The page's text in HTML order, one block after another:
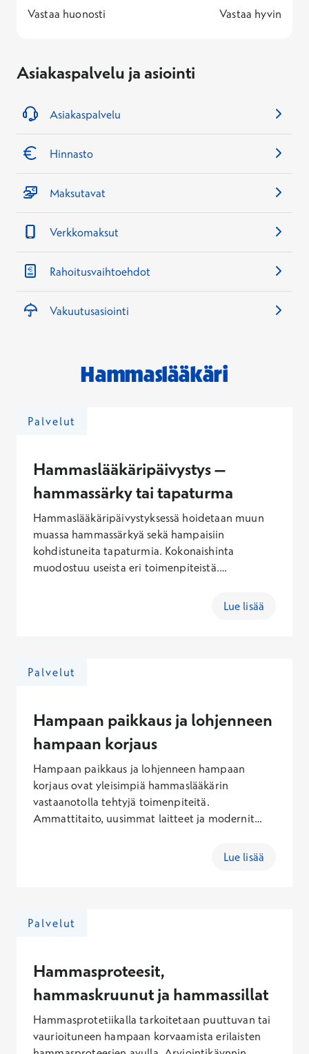
1 -
Vastaa huonosti
— 5 -
Vastaa hyvin
Asiakaspalvelu ja asiointi
Asiakaspalvelu
Hinnasto
Maksutavat
Verkkomaksut
Rahoitusvaihtoehdot
Vakuutusasiointi
Hammaslääkäri
Palvelut
Hammaslääkäripäivystys –
hammassärky tai tapaturma
Hammaslääkäripäivystyksessä hoidetaan muun
muassa hammassärkyä sekä hampaisiin
kohdistuneita tapaturmia. Kokonaishinta
muodostuu useista eri toimenpiteistä.
päivystyksessä sisältäen käynti- ja Kanta-maksun
Lue lisää
Palvelut
Hampaan paikkaus ja lohjenneen
hampaan korjaus
Hampaan paikkaus ja lohjenneen hampaan
korjaus ovat yleisimpiä hammaslääkärin
vastaanotolla tehtyjä toimenpiteitä.
Ammattitaito, uusimmat laitteet ja modernit
yksilöllisen lopputuloksen. Paikkaushoidon
käynti- ja Kanta-maksun on keskimäärin 115,60–
Lue lisää
Palvelut
Hammasproteesit,
hammaskruunut ja hammassillat
Hammasprotetiikalla tarkoitetaan puuttuvan tai
vaurioituneen hampaan korvaamista erilaisten